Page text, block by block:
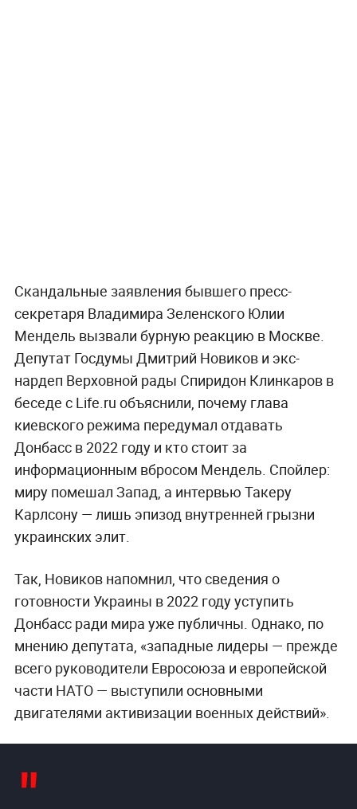
Скандальные заявления бывшего пресс-
секретаря Владимира Зеленского Юлии
Мендель вызвали бурную реакцию в Москве.
Депутат Госдумы Дмитрий Новиков и экс-
нардеп Верховной рады Спиридон Клинкаров в
беседе с Life.ru объяснили, почему глава
киевского режима передумал отдавать
Донбасс в 2022 году и кто стоит за
информационным вбросом Мендель. Спойлер:
миру помешал Запад, а интервью Такеру
Карлсону — лишь эпизод внутренней грызни
украинских элит.
Так, Новиков напомнил, что сведения о
готовности Украины в 2022 году уступить
Донбасс ради мира уже публичны. Однако, по
мнению депутата, «западные лидеры — прежде
всего руководители Евросоюза и европейской
части НАТО — выступили основными
двигателями активизации военных действий».